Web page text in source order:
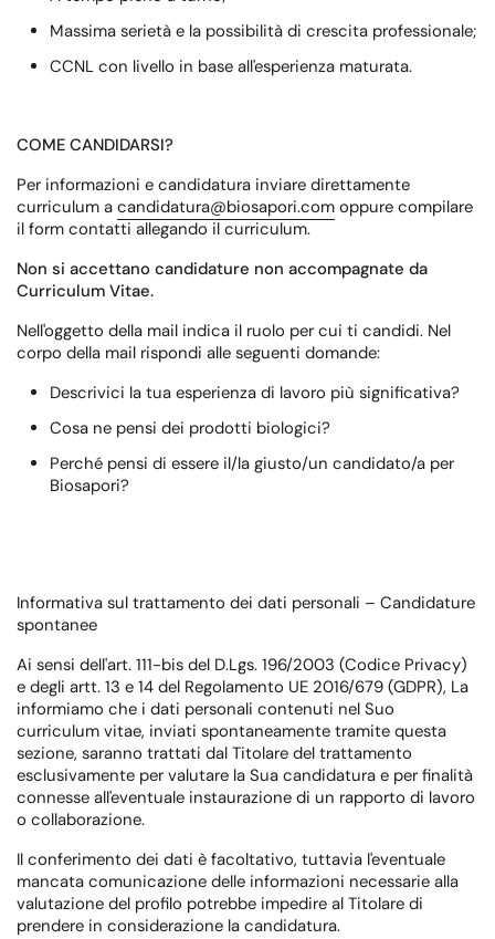
Massima serietà e la possibilità di crescita professionale;
CCNL con livello in base all'esperienza maturata.
COME CANDIDARSI?
Per informazioni e candidatura inviare direttamente
curriculum a candidatura@biosapori.com oppure compilare
il form contatti allegando il curriculum.
Non si accettano candidature non accompagnate da
Curriculum Vitae.
Nell'oggetto della mail indica il ruolo per cui ti candidi. Nel
corpo della mail rispondi alle seguenti domande:
Descrivici la tua esperienza di lavoro più significativa?
Cosa ne pensi dei prodotti biologici?
Perché pensi di essere il/la giusto/un candidato/a per
Biosapori?
Informativa sul trattamento dei dati personali – Candidature
spontanee
Ai sensi dell'art. 111-bis del D.Lgs. 196/2003 (Codice Privacy)
e degli artt. 13 e 14 del Regolamento UE 2016/679 (GDPR), La
informiamo che i dati personali contenuti nel Suo
curriculum vitae, inviati spontaneamente tramite questa
sezione, saranno trattati dal Titolare del trattamento
esclusivamente per valutare la Sua candidatura e per finalità
connesse all'eventuale instaurazione di un rapporto di lavoro
o collaborazione.
Il conferimento dei dati è facoltativo, tuttavia l'eventuale
mancata comunicazione delle informazioni necessarie alla
valutazione del profilo potrebbe impedire al Titolare di
prendere in considerazione la candidatura.